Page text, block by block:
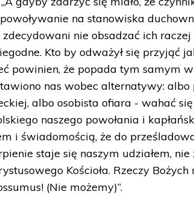
na stanowiska
nie obsadzać ich
Kto by odważył się przyjąć
powinien, że popada tym samym
nas wobec alternatywy: albo
albo osobista ofiara - wahać
naszego powołania i
i świadomością, że do
staje się naszym udziałem, nie
Kościoła. Rzeczy Bożych
(Nie możemy)”.